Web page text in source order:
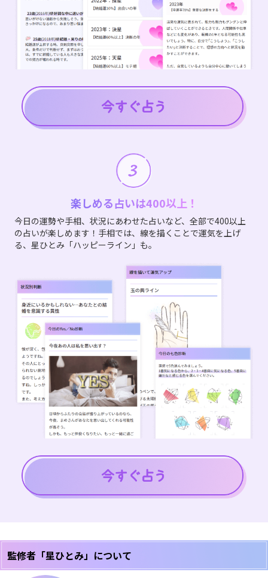
楽しめる占いは400以上！
今日の運勢や手相、状況にあわせた占いなど、全部で400以上
の占いが楽しめます！手相では、線を描くことで運気を上げ
る、星ひとみ「ハッピーライン」も。
監修者「星ひとみ」について